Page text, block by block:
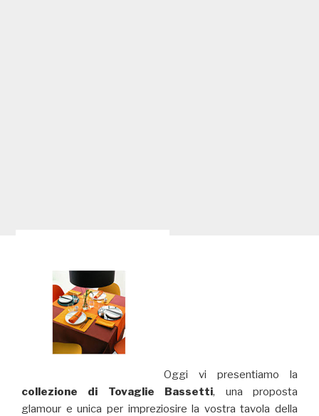
Oggi vi presentiamo la
collezione di Tovaglie Bassetti, una proposta
glamour e unica per impreziosire la vostra tavola della